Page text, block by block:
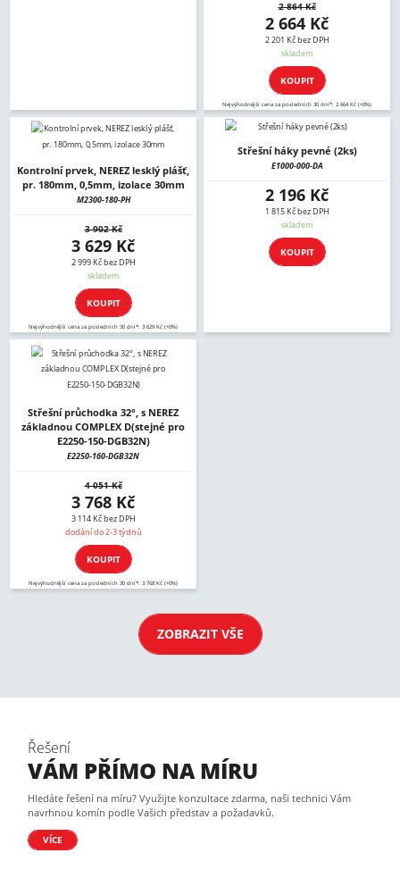
2 864 Kč
2 664 Kč
2 201 Kč bez DPH
skladem
KOUPIT
Nejvýhodnější cena za posledních 30 dní*: 2 664 Kč (+0%)
Kontrolní prvek, NEREZ lesklý plášť,
pr. 180mm, 0,5mm, izolace 30mm
M2300-180-PH
3 902 Kč
3 629 Kč
2 999 Kč bez DPH
skladem
KOUPIT
Nejvýhodnější cena za posledních 30 dní*: 3 629 Kč (+0%)
Střešní háky pevné (2ks)
E1000-000-DA
2 196 Kč
1 815 Kč bez DPH
skladem
KOUPIT
Střešní průchodka 32°, s NEREZ
základnou COMPLEX D(stejné pro
E2250-150-DGB32N)
E2250-160-DGB32N
4 051 Kč
3 768 Kč
3 114 Kč bez DPH
dodání do 2-3 týdnů
KOUPIT
Nejvýhodnější cena za posledních 30 dní*: 3 768 Kč (+0%)
ZOBRAZIT VŠE
Řešení
VÁM PŘÍMO NA MÍRU
Hledáte řešení na míru? Využijte konzultace zdarma, naši technici Vám
navrhnou komín podle Vašich představ a požadavků.
VÍCE